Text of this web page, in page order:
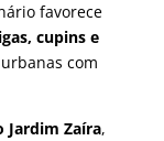
favorece
cupins e
com
Jardim Zaíra,